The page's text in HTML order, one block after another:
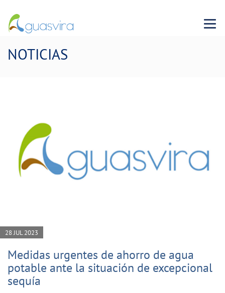
Menu
NOTICIAS
28 JUL 2023
Medidas urgentes de ahorro de agua
potable ante la situación de excepcional
sequía